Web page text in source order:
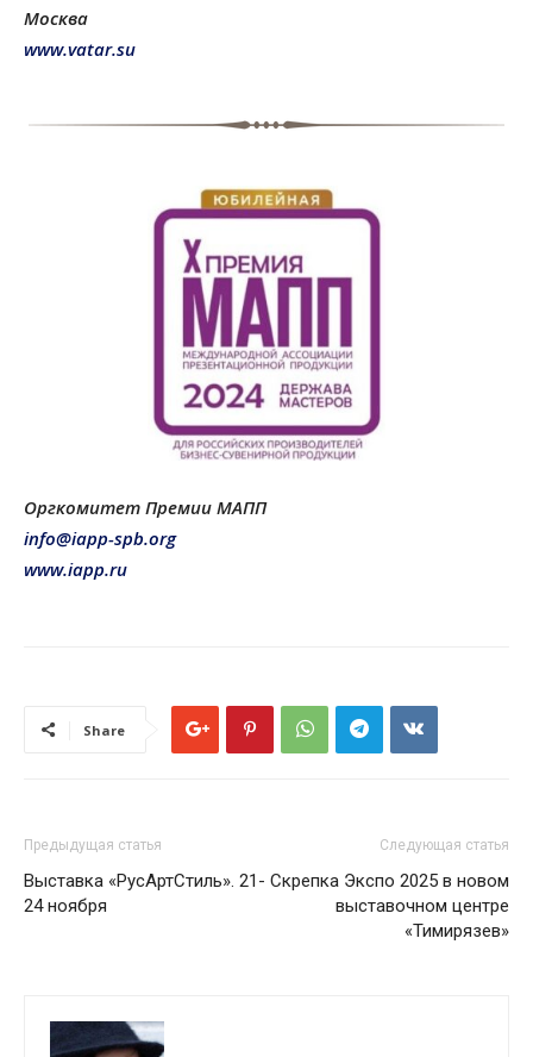
Москва
www.vatar.su
Оргкомитет Премии МАПП
info@iapp-spb.org
www.iapp.ru
Share
Предыдущая статья
Выставка «РусАртСтиль». 21-
24 ноября
Следующая статья
Скрепка Экспо 2025 в новом
выставочном центре
«Тимирязев»